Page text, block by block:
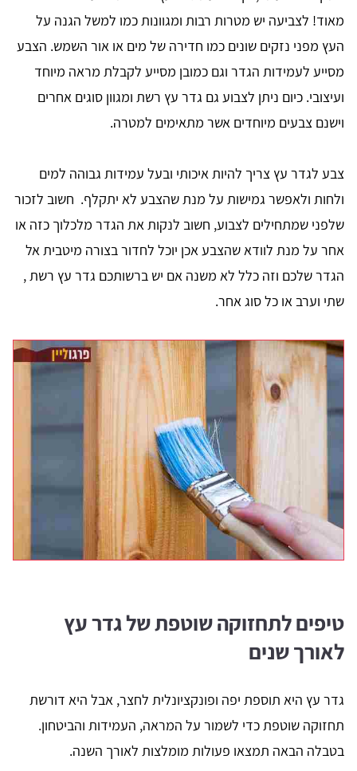
מאוד! לצביעה יש מטרות רבות ומגוונות כמו למשל הגנה על
העץ מפני נזקים שונים כמו חדירה של מים או אור השמש. הצבע
מסייע לעמידות הגדר וגם כמובן מסייע לקבלת מראה מיוחד
ועיצובי. כיום ניתן לצבוע גם גדר עץ רשת ומגוון סוגים אחרים
וישנם צבעים מיוחדים אשר מתאימים למטרה.
צבע לגדר עץ צריך להיות איכותי ובעל עמידות גבוהה למים
ולחות ולאפשר גמישות על מנת שהצבע לא יתקלף. חשוב לזכור
שלפני שמתחילים לצבוע, חשוב לנקות את הגדר מלכלוך כזה או
אחר על מנת לוודא שהצבע אכן יוכל לחדור בצורה מיטבית אל
הגדר שלכם וזה כלל לא משנה אם יש ברשותכם גדר עץ רשת ,
שתי וערב או כל סוג אחר.
טיפים לתחזוקה שוטפת של גדר עץ
לאורך שנים
גדר עץ היא תוספת יפה ופונקציונלית לחצר, אבל היא דורשת
תחזוקה שוטפת כדי לשמור על המראה, העמידות והביטחון.
בטבלה הבאה תמצאו פעולות מומלצות לאורך השנה.